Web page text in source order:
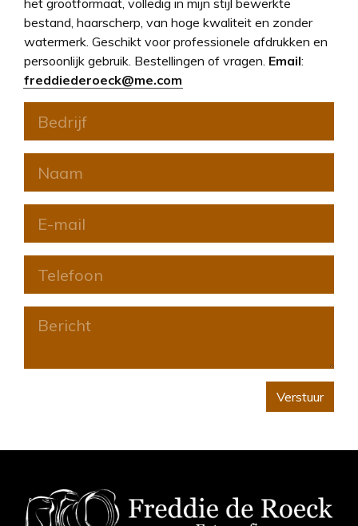
het grootformaat, volledig in mijn stijl bewerkte
bestand, haarscherp, van hoge kwaliteit en zonder
watermerk. Geschikt voor professionele afdrukken en
persoonlijk gebruik. Bestellingen of vragen. Email:
freddiederoeck@me.com
Verstuur